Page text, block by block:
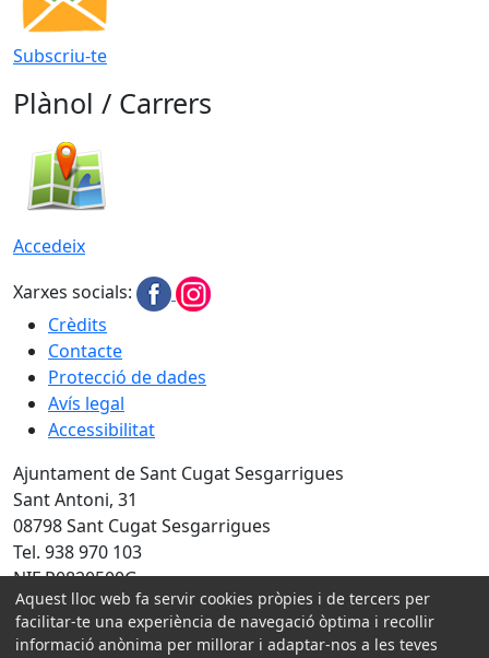
Subscriu-te
Plànol / Carrers
Accedeix
Xarxes socials:
Crèdits
Contacte
Protecció de dades
Avís legal
Accessibilitat
Ajuntament de Sant Cugat Sesgarrigues
Sant Antoni, 31
08798 Sant Cugat Sesgarrigues
Tel. 938 970 103
NIF P0820500G
Amb la col·laboració de:
Aquest lloc web fa servir cookies pròpies i de tercers per
facilitar-te una experiència de navegació òptima i recollir
informació anònima per millorar i adaptar-nos a les teves